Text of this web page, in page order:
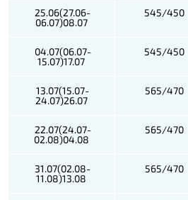
25.06(27.06-
06.07)08.07
545/450
04.07(06.07-
15.07)17.07
545/450
13.07(15.07-
24.07)26.07
565/470
22.07(24.07-
02.08)04.08
565/470
31.07(02.08-
11.08)13.08
565/470